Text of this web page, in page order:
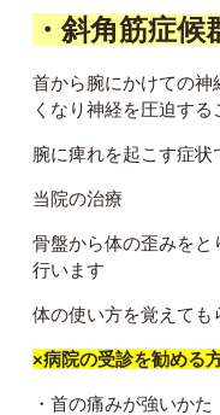
・斜角筋症候
首から腕にかけての神
くなり神経を圧迫する
腕に痺れを起こす症状
当院の治療
骨盤から体の歪みをと
行います
体の使い方を覚えても
×病院の受診を勧める
・首の痛みが強いかた